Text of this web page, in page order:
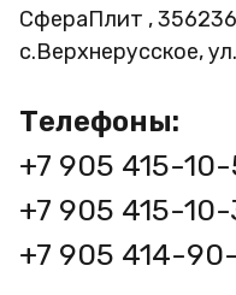
СфераПлит ,
с.Верхнерусское,
Телефоны:
+7 905 415-
+7 905 415-
+7 905 414-